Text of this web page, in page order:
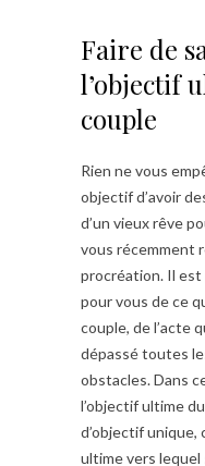
Faire de
l’objectif
couple
Rien ne vous
objectif d’avoir
d’un vieux rêve
vous récemment
procréation. Il est
pour vous de ce
couple, de l’acte
dépassé toutes
obstacles. Dans
l’objectif ultime
d’objectif unique,
ultime vers lequel